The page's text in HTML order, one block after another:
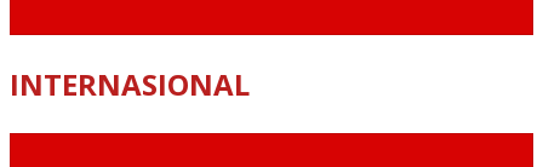
INTERNASIONAL